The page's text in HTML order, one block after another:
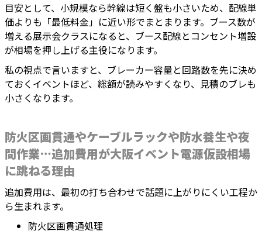
目安として、小規模なら幹線は短く盤も小さいため、配線単
価よりも「最低料金」に近い形でまとまります。ブース数が
増える展示会クラスになると、ブース配線とコンセント増設
が相場を押し上げる主役になります。
私の視点で言いますと、ブレーカー容量と回路数を先に決め
ておくイベントほど、総額が読みやすくなり、見積のブレも
小さくなります。
防火区画貫通やケーブルラックや防水養生や夜
間作業…追加費用が大阪イベント電源仮設相場
に跳ねる理由
追加費用は、最初の打ち合わせで話題に上がりにくい工程か
ら生まれます。
防火区画貫通処理